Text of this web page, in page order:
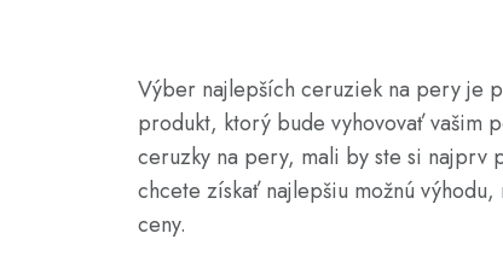
Výber najlepších ceruziek na pery je
produkt, ktorý bude vyhovovať vašim
ceruzky na pery, mali by ste si
chcete získať najlepšiu možnú
ceny.